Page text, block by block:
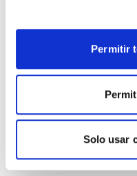
Permitir
Solo usar